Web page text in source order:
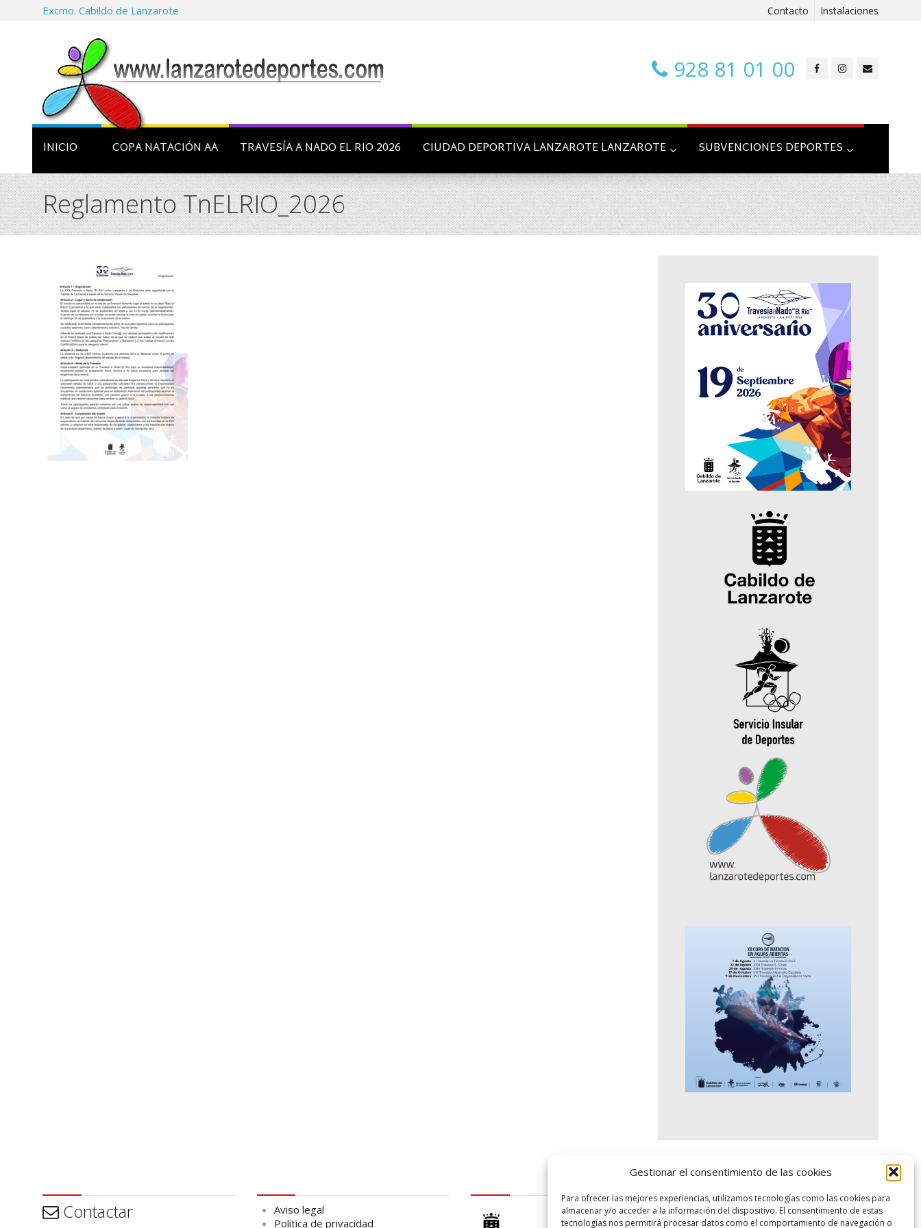
Gestionar el consentimiento de las cookies
Para ofrecer las mejores experiencias, utilizamos tecnologías como las cookies para
almacenar y/o acceder a la información del dispositivo. El consentimiento de estas
tecnologías nos permitirá procesar datos como el comportamiento de navegación o
Excmo. Cabildo de Lanzarote Contacto Instalaciones
928 81 01 00
INICIO COPA NATACIÓN AA TRAVESÍA A NADO EL RIO 2026 CIUDAD DEPORTIVA LANZAROTE LANZAROTE SUBVENCIONES DEPORTES
Reglamento TnELRIO_2026
Contactar
Aviso legal
Política de privacidad
logo SID